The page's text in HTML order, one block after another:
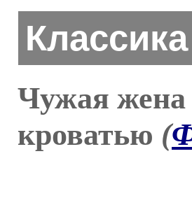
Классика
Чужая
кроватью (